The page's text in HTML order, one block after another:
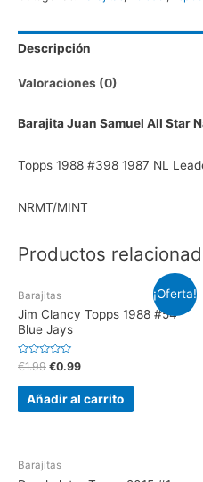
Descripción
Valoraciones (0)
Barajita Juan Samuel All Star
Topps 1988 #398 1987 NL
NRMT/MINT
Productos
¡Oferta!
Barajitas
Jim Clancy Topps 1988 #54
Blue Jays
V
a
l
a
0
d
€1.99 €0.99
Añadir al carrito
Barajitas